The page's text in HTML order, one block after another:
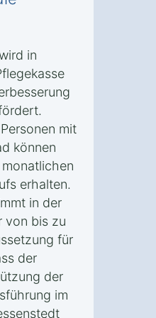
in
mit
können
erhalten.
in der
von bis zu
für
der
der
im